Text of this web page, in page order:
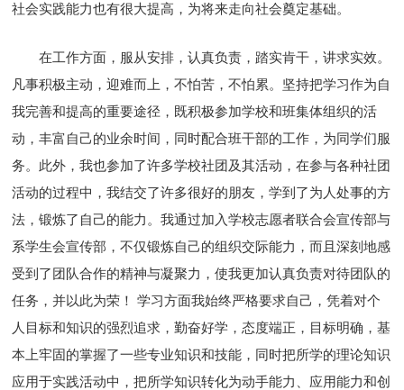
社会实践能力也有很大提高，为将来走向社会奠定基础。
在工作方面，服从安排，认真负责，踏实肯干，讲求实效。
凡事积极主动，迎难而上，不怕苦，不怕累。坚持把学习作为自
我完善和提高的重要途径，既积极参加学校和班集体组织的活
动，丰富自己的业余时间，同时配合班干部的工作，为同学们服
务。此外，我也参加了许多学校社团及其活动，在参与各种社团
活动的过程中，我结交了许多很好的朋友，学到了为人处事的方
法，锻炼了自己的能力。我通过加入学校志愿者联合会宣传部与
系学生会宣传部，不仅锻炼自己的组织交际能力，而且深刻地感
受到了团队合作的精神与凝聚力，使我更加认真负责对待团队的
任务，并以此为荣！ 学习方面我始终严格要求自己，凭着对个
人目标和知识的强烈追求，勤奋好学，态度端正，目标明确，基
本上牢固的掌握了一些专业知识和技能，同时把所学的理论知识
应用于实践活动中，把所学知识转化为动手能力、应用能力和创